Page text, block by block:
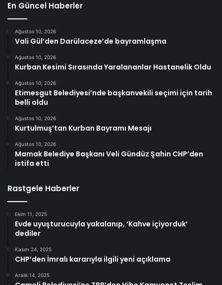
En Güncel Haberler
Ağustos 10, 2026
Vali Gül’den Darülaceze’de bayramlaşma
Ağustos 10, 2026
Kurban Kesimi Sırasında Yaralananlar Hastanelik Oldu
Ağustos 10, 2026
Etimesgut Belediyesi’nde başkanvekili seçimi için tarih
belli oldu
Ağustos 10, 2026
Kurtulmuş’tan Kurban Bayramı Mesajı
Ağustos 10, 2026
Mamak Belediye Başkanı Veli Gündüz Şahin CHP’den
istifa etti
Rastgele Haberler
Ekim 11, 2025
Evde uyuşturucuyla yakalanıp, ‘Kahve içiyorduk’
dediler
Kasım 24, 2025
CHP’den İmralı kararıyla ilgili yeni açıklama
Aralık 14, 2025